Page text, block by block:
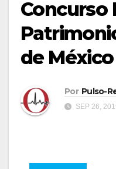
Concurso
de México
Por Pulso-
SEP 26,